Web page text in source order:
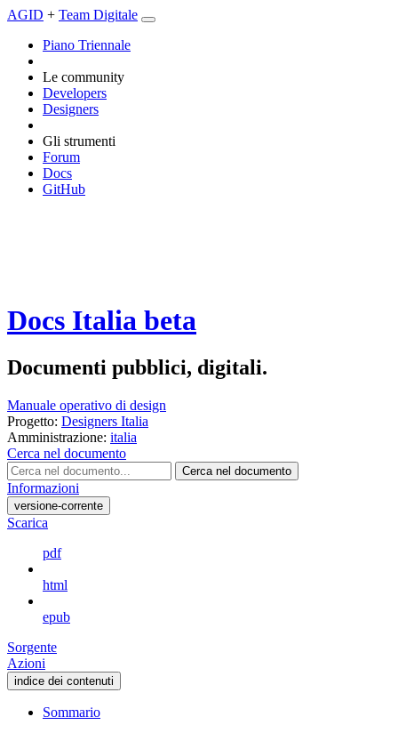
AGID + Team Digitale
Piano Triennale
Le community
Developers
Designers
Gli strumenti
Forum
Docs
GitHub
Docs Italia beta
Documenti pubblici, digitali.
Manuale operativo di design
Progetto: Designers Italia
Amministrazione: italia
Cerca nel documento
Cerca nel documento
Informazioni
versione-corrente
Scarica
pdf
html
epub
Sorgente
Azioni
indice dei contenuti
Sommario